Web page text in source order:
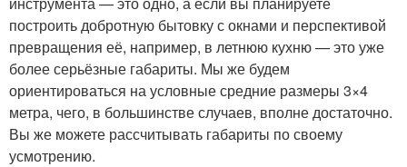
построить добротную бытовку с окнами и перспективой
превращения её, например, в летнюю кухню — это уже
более серьёзные габариты. Мы же будем
ориентироваться на условные средние размеры 3×4
метра, чего, в большинстве случаев, вполне достаточно.
Вы же можете рассчитывать габариты по своему
усмотрению.